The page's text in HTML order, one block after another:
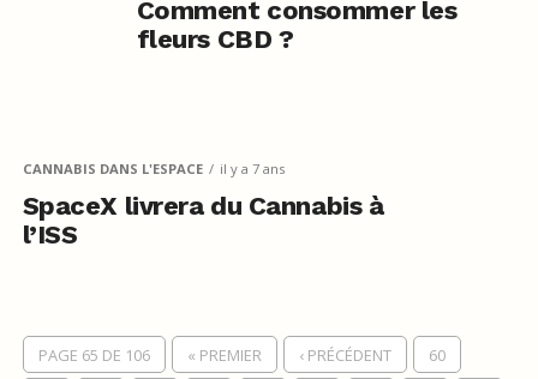
Comment consommer les
fleurs CBD ?
CANNABIS DANS L'ESPACE il y a 7 ans
SpaceX livrera du Cannabis à
l’ISS
PAGE 65 DE 106 « PREMIER ‹ PRÉCÉDENT
60